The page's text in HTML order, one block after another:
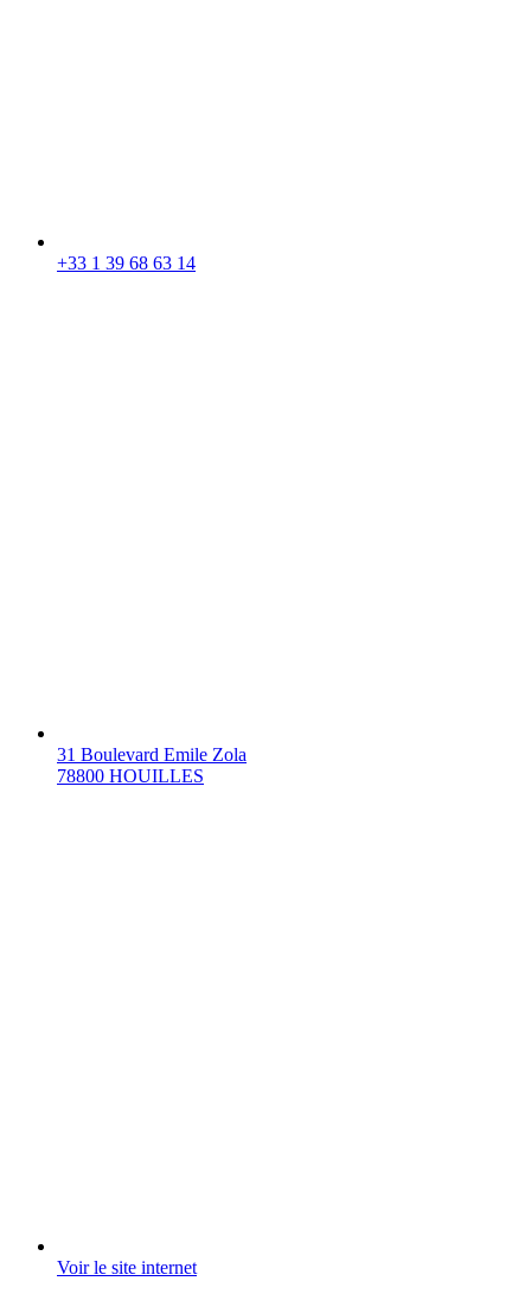
+33 1 39 68 63 14
31 Boulevard Emile Zola
78800 HOUILLES
Voir le site internet